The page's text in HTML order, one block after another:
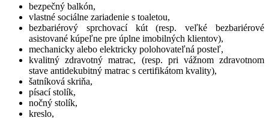
bezpečný balkón,
vlastné sociálne zariadenie s toaletou,
bezbariérový sprchovací kút (resp. veľké bezbariérové
asistované kúpeľne pre úplne imobilných klientov),
mechanicky alebo elektricky polohovateľná posteľ,
kvalitný zdravotný matrac, (resp. pri vážnom zdravotnom
stave antidekubitný matrac s certifikátom kvality),
šatníková skriňa,
písací stolík,
nočný stolík,
kreslo,